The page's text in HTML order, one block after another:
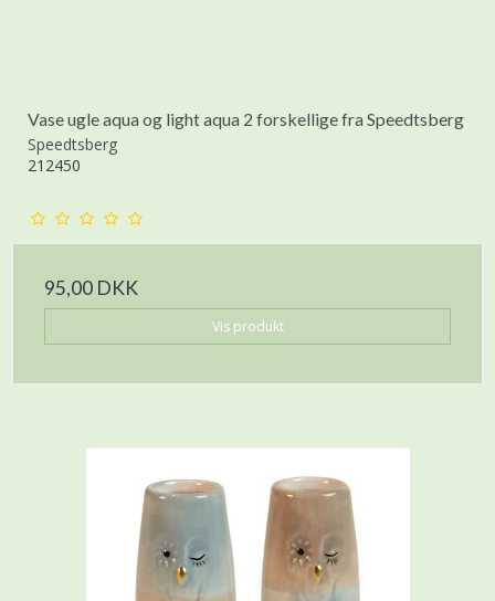
Vase ugle aqua og light aqua 2 forskellige fra Speedtsberg
Speedtsberg
212450
95,00 DKK
Vis produkt